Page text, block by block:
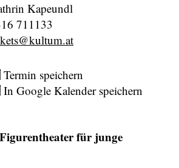
Kapeundl
711133
Termin speichern
In Google Kalender speichern
für junge